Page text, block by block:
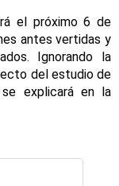
el próximo 6 de
antes vertidas y
Ignorando la
del estudio de
explicará en la